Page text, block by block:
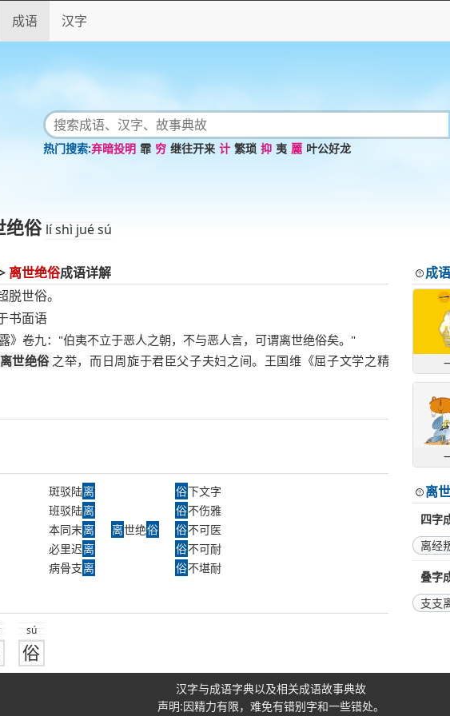
成语 汉字
弃暗投明 霏 穷 继往开来 计 繁琐 抑 夷 麗 叶公好龙
绝俗 lí shì jué sú
离世绝俗成语详解
世俗。
书面语
》卷九："伯夷不立于恶人之朝，不与恶人言，可谓离世绝俗矣。"
离世绝俗 之举，而日周旋于君臣父子夫妇之间。王国维《屈子文学之精
斑驳陆离
班驳陆离
本同末离
必里迟离
病骨支离
离世绝俗
俗下文字
俗不伤雅
俗不可医
俗不可耐
俗不堪耐
sú
俗
成
离
四字
离经
叠字
支支
汉字与成语字典以及相关成语故事典故
声明:因精力有限，难免有错别字和一些错处。